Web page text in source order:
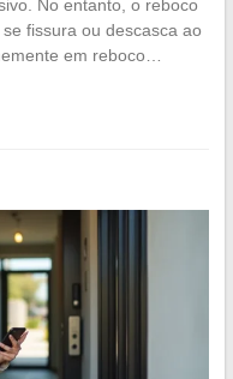
No entanto, o reboco
fissura ou descasca ao
em reboco…